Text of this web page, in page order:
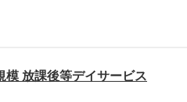
模 放課後等デイサービス